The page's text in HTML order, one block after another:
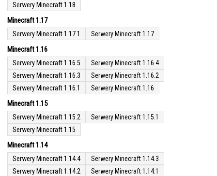
Serwery Minecraft 1.18
Minecraft 1.17
Serwery Minecraft 1.17.1 Serwery Minecraft 1.17
Minecraft 1.16
Serwery Minecraft 1.16.5
Serwery Minecraft 1.16.4
Serwery Minecraft 1.16.3
Serwery Minecraft 1.16.2
Serwery Minecraft 1.16.1
Serwery Minecraft 1.16
Minecraft 1.15
Serwery Minecraft 1.15.2
Serwery Minecraft 1.15.1
Serwery Minecraft 1.15
Minecraft 1.14
Serwery Minecraft 1.14.4
Serwery Minecraft 1.14.3
Serwery Minecraft 1.14.2
Serwery Minecraft 1.14.1